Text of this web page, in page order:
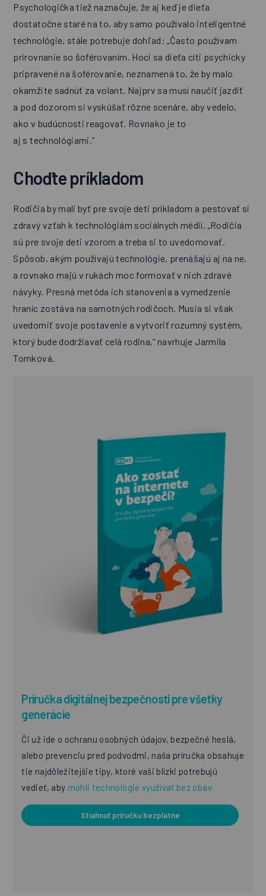
Psychologička tiež naznačuje, že aj keď je dieťa
dostatočne staré na to, aby samo používalo inteligentné
technológie, stále potrebuje dohľad: „Často používam
prirovnanie so šoférovaním. Hoci sa dieťa cíti psychicky
pripravené na šoférovanie, neznamená to, že by malo
okamžite sadnúť za volant. Najprv sa musí naučiť jazdiť
a pod dozorom si vyskúšať rôzne scenáre, aby vedelo,
ako v budúcnosti reagovať. Rovnako je to
aj s technológiami.“
Choďte príkladom
Rodičia by mali byť pre svoje deti príkladom a pestovať si
zdravý vzťah k technológiám sociálnych médií. „Rodičia
sú pre svoje deti vzorom a treba si to uvedomovať.
Spôsob, akým používajú technológie, prenášajú aj na ne,
a rovnako majú v rukách moc formovať v nich zdravé
návyky. Presná metóda ich stanovenia a vymedzenie
hraníc zostáva na samotných rodičoch. Musia si však
uvedomiť svoje postavenie a vytvoriť rozumný systém,
ktorý bude dodržiavať celá rodina,“ navrhuje Jarmila
Tomková.
Príručka digitálnej bezpečnosti pre všetky
generácie
Či už ide o ochranu osobných údajov, bezpečné heslá,
alebo prevenciu pred podvodmi, naša príručka obsahuje
tie najdôležitejšie tipy, ktoré vaši blízki potrebujú
vedieť, aby mohli technológie využívať bez obáv.
Stiahnuť príručku bezplatne